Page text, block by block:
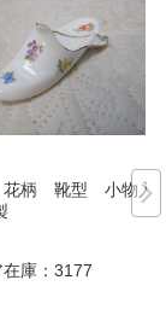
柄 靴型 小物入
庫： 3177